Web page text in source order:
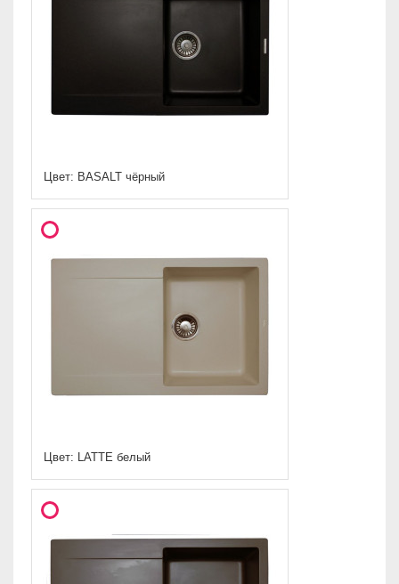
Цвет: BASALT чёрный
Цвет: LATTE белый